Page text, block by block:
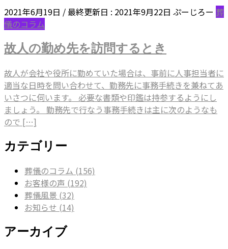
2021年6月19日 / 最終更新日 : 2021年9月22日 ぷーじろー 葬
儀のコラム
故人の勤め先を訪問するとき
故人が会社や役所に勤めていた場合は、事前に人事担当者に
適当な日時を問い合わせて、勤務先に事務手続きを兼ねてあ
いさつに伺います。 必要な書類や印鑑は持参するようにし
ましょう。 勤務先で行なう事務手続きは主に次のようなも
ので […]
カテゴリー
葬儀のコラム (156)
お客様の声 (192)
葬儀風景 (32)
お知らせ (14)
アーカイブ